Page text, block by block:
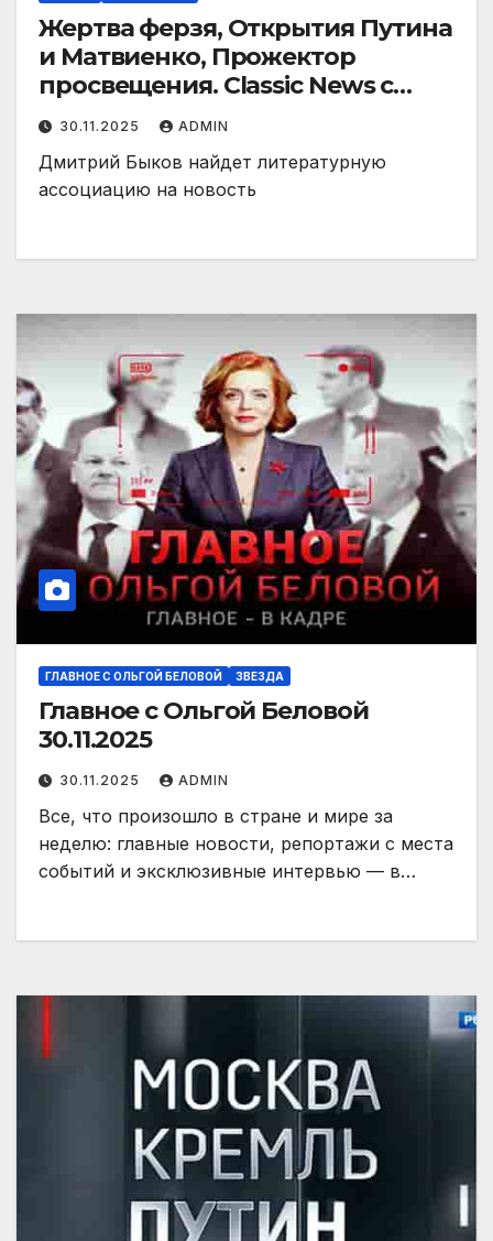
Жертва ферзя, Открытия Путина
и Матвиенко, Прожектор
просвещения. Classic News с
Дмитрием Быковым
30.11.2025 ADMIN
Дмитрий Быков найдет литературную
ассоциацию на новость
ГЛАВНОЕ С ОЛЬГОЙ БЕЛОВОЙ ЗВЕЗДА
Главное с Ольгой Беловой
30.11.2025
30.11.2025 ADMIN
Все, что произошло в стране и мире за
неделю: главные новости, репортажи с места
событий и эксклюзивные интервью — в…